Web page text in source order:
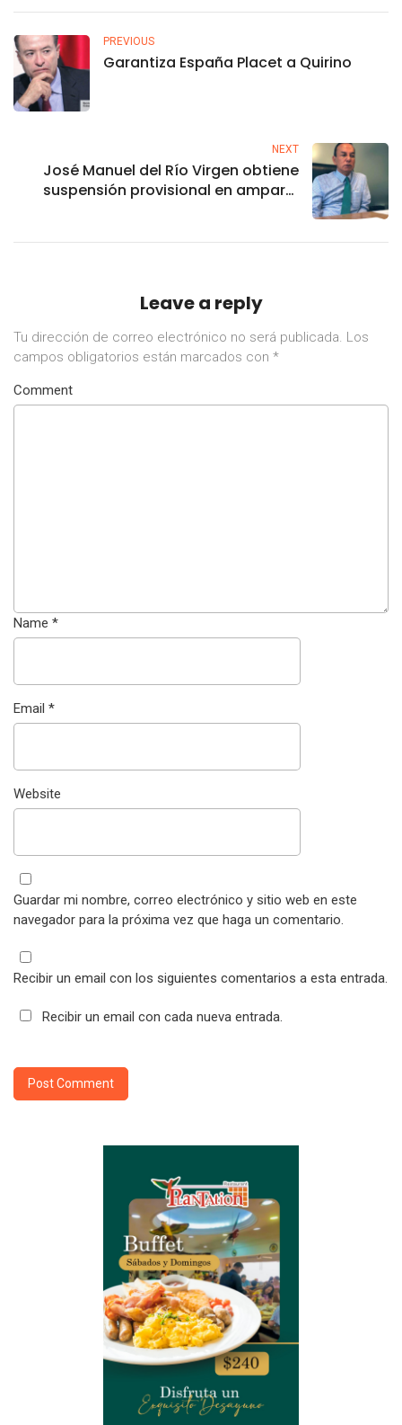
PREVIOUS
Garantiza España Placet a Quirino
NEXT
José Manuel del Río Virgen obtiene
suspensión provisional en amparo,
Leave a reply
Tu dirección de correo electrónico no será publicada. Los
campos obligatorios están marcados con *
Comment
Name *
Email *
Website
Guardar mi nombre, correo electrónico y sitio web en este
navegador para la próxima vez que haga un comentario.
Recibir un email con los siguientes comentarios a esta entrada.
Recibir un email con cada nueva entrada.